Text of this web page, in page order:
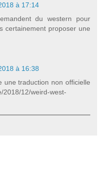
à 17:14
du western pour
certainement proposer une
à 16:38
une traduction non officielle
2018/12/weird-west-